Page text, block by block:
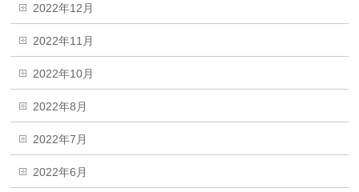
2022年12月
2022年11月
2022年10月
2022年8月
2022年7月
2022年6月